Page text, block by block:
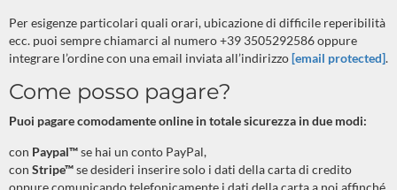
Per esigenze particolari quali orari, ubicazione di difficile reperibilità
ecc. puoi sempre chiamarci al numero +39 3505292586 oppure
integrare l’ordine con una email inviata all’indirizzo[email protected].
Come posso pagare?
Puoi pagare comodamente online in totale sicurezza in due modi:
con Paypal™se hai un conto PayPal,
con Stripe™se desideri inserire solo i dati della carta di credito
oppure comunicando telefonicamente i dati della carta a noi affinché